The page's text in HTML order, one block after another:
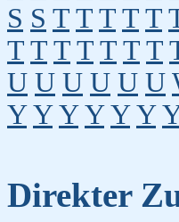
S S T T T T T
T T T T T T T
U U U U U U
Y Y Y Y Y Y
Direkter